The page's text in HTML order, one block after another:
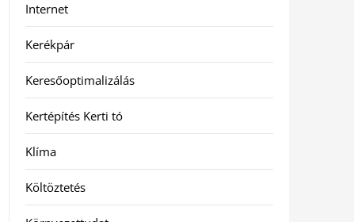
Internet
Kerékpár
Keresőoptimalizálás
Kertépítés Kerti tó
Klíma
Költöztetés